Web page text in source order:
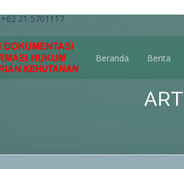
+62 21 5701117
Beranda Berita